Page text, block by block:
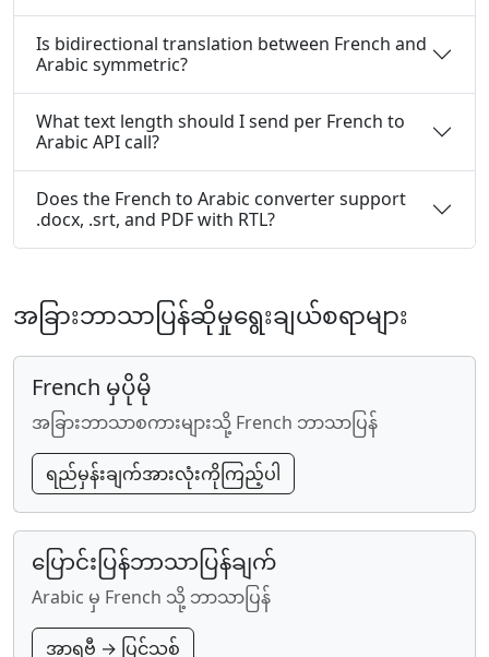
Is bidirectional translation between French and
Arabic symmetric?
What text length should I send per French to
Arabic API call?
Does the French to Arabic converter support
.docx, .srt, and PDF with RTL?
အခြားဘာသာပြန်ဆိုမှုရွေးချယ်စရာများ
French မှပိုမို
အခြားဘာသာစကားများသို့ French ဘာသာပြန်
ရည်မှန်းချက်အားလုံးကိုကြည့်ပါ
ပြောင်းပြန်ဘာသာပြန်ချက်
Arabic မှ French သို့ ဘာသာပြန်
အာရဗီ → ပြင်သစ်